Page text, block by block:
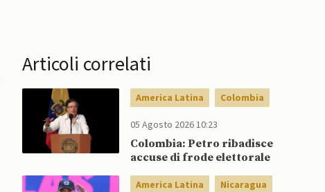
Articoli correlati
America Latina Colombia
05 Agosto 2026 10:23
Colombia: Petro ribadisce
accuse di frode elettorale
America Latina Nicaragua